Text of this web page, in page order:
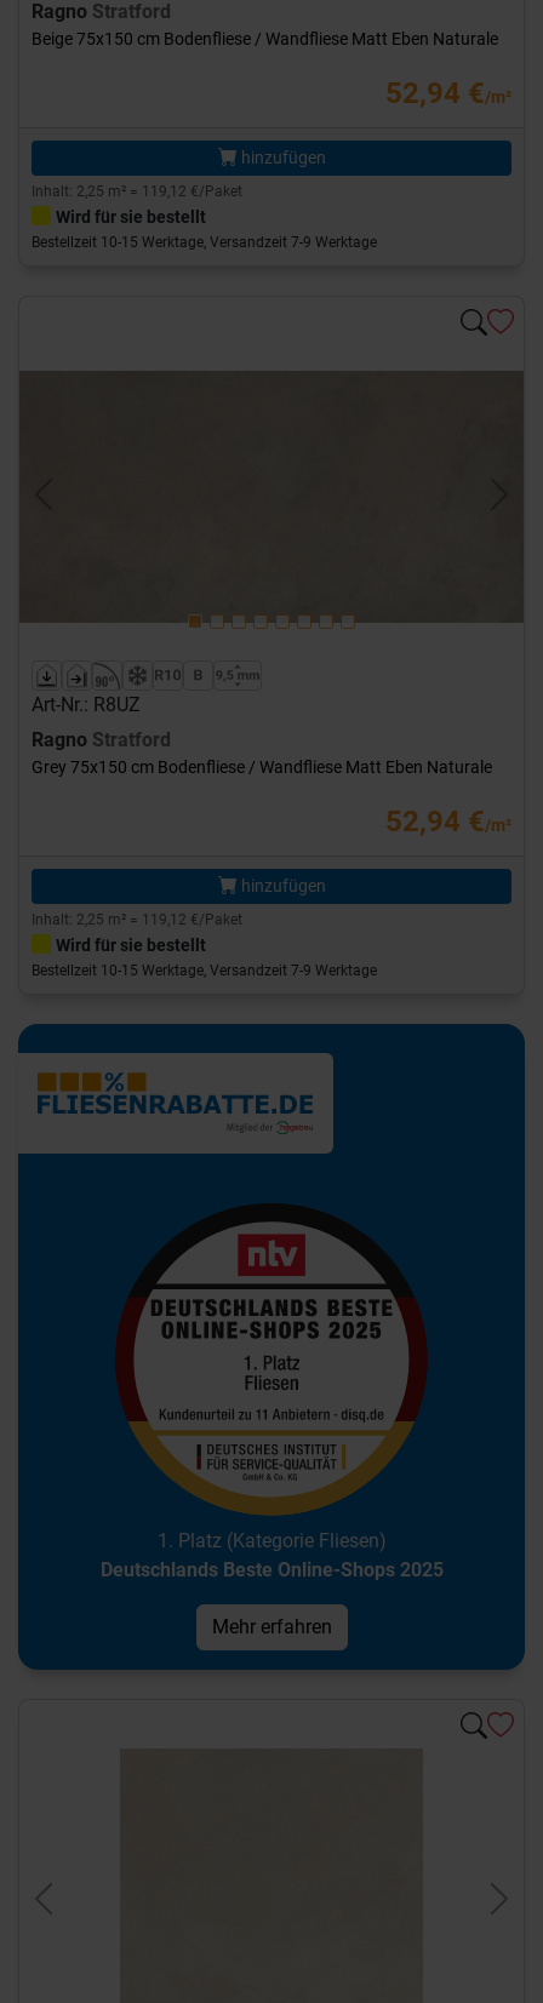
Ragno Stratford
Beige 75x150 cm Bodenfliese / Wandfliese Matt Eben Naturale
52,94 €/m²
hinzufügen
Inhalt: 2,25 m² = 119,12 €/Paket
Wird für sie bestellt
Bestellzeit 10-15 Werktage, Versandzeit 7-9 Werktage
Art-Nr.: R8UZ
Ragno Stratford
Grey 75x150 cm Bodenfliese / Wandfliese Matt Eben Naturale
52,94 €/m²
hinzufügen
Inhalt: 2,25 m² = 119,12 €/Paket
Wird für sie bestellt
Bestellzeit 10-15 Werktage, Versandzeit 7-9 Werktage
1. Platz (Kategorie Fliesen)
Deutschlands Beste Online-Shops 2025
Mehr erfahren
Previous Next